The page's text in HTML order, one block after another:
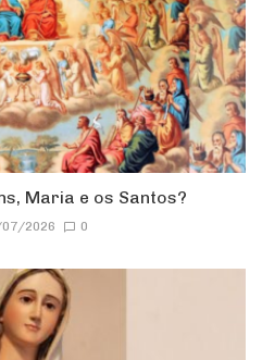
Maria e os Santos?
2026 0